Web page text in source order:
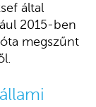
által
2015-ben
megszűnt